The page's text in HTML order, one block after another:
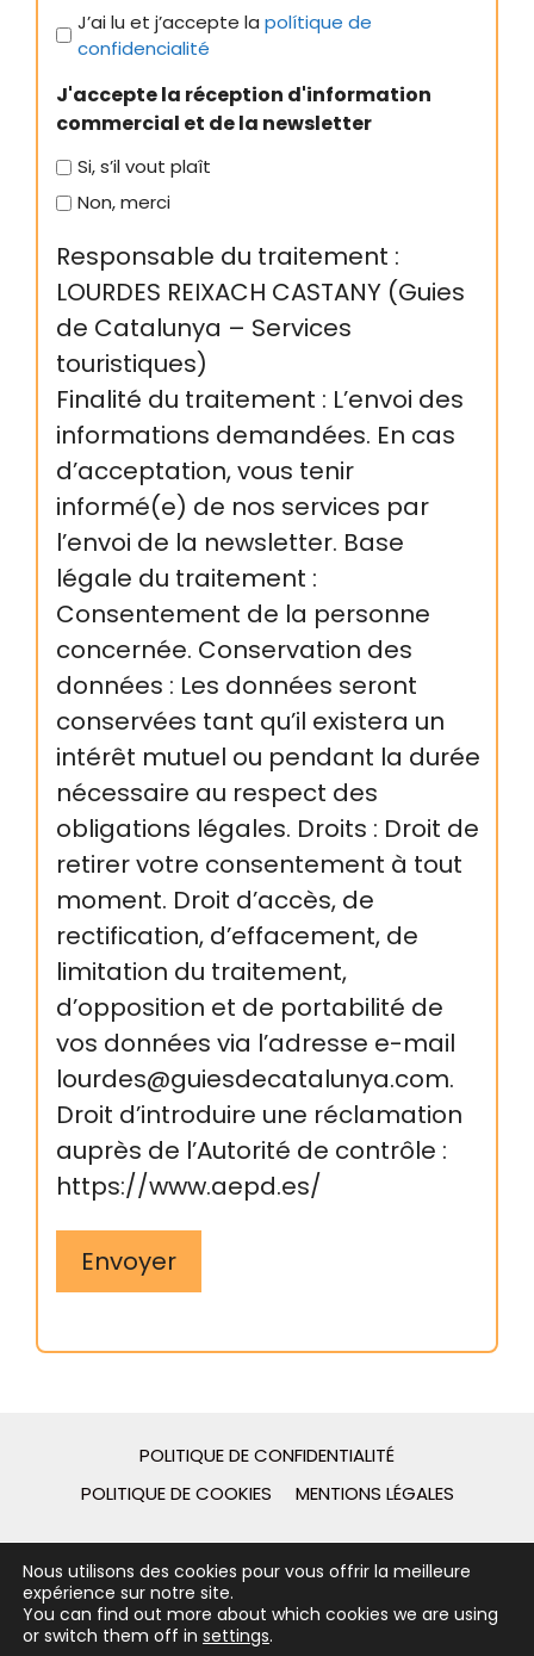
J’ai lu et j’accepte la polítique de
confidencialité
J'accepte la réception d'information
commercial et de la newsletter
Si, s’il vout plaît
Non, merci
Responsable du traitement :
LOURDES REIXACH CASTANY (Guies
de Catalunya – Services
touristiques)
Finalité du traitement : L’envoi des
informations demandées. En cas
d’acceptation, vous tenir
informé(e) de nos services par
l’envoi de la newsletter. Base
légale du traitement :
Consentement de la personne
concernée. Conservation des
données : Les données seront
conservées tant qu’il existera un
intérêt mutuel ou pendant la durée
nécessaire au respect des
obligations légales. Droits : Droit de
retirer votre consentement à tout
moment. Droit d’accès, de
rectification, d’effacement, de
limitation du traitement,
d’opposition et de portabilité de
vos données via l’adresse e-mail
lourdes@guiesdecatalunya.com.
Droit d’introduire une réclamation
auprès de l’Autorité de contrôle :
https://www.aepd.es/
Envoyer
POLITIQUE DE CONFIDENTIALITÉ
POLITIQUE DE COOKIES
MENTIONS LÉGALES
2026 - © Guies de Catalunya - Desarrollo web por
[gpcstudio]
Nous utilisons des cookies pour vous offrir la meilleure
expérience sur notre site.
You can find out more about which cookies we are using
or switch them off in settings.